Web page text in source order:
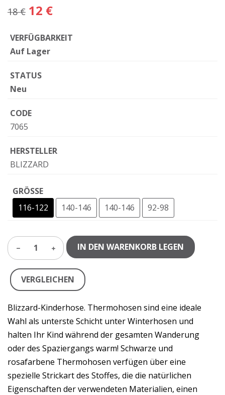
18 € 12 €
VERFÜGBARKEIT
Auf Lager
STATUS
Neu
CODE
7065
HERSTELLER
BLIZZARD
GRÖSSE
116-122
140-146 140-146 92-98
1 IN DEN WARENKORB LEGEN
VERGLEICHEN
Blizzard-Kinderhose. Thermohosen sind eine ideale
Wahl als unterste Schicht unter Winterhosen und
halten Ihr Kind während der gesamten Wanderung
oder des Spaziergangs warm! Schwarze und
rosafarbene Thermohosen verfügen über eine
spezielle Strickart des Stoffes, die die natürlichen
Eigenschaften der verwendeten Materialien, einen